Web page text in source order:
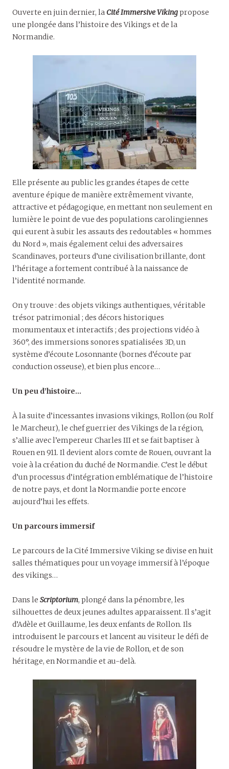
Ouverte en juin dernier, laCité Immersive Vikingpropose
une plongée dans l’histoire des Vikings et de la
Normandie.
Elle présente au public les grandes étapes de cette
aventure épique de manière extrêmement vivante,
attractive et pédagogique, en mettant non seulement en
lumière le point de vue des populations carolingiennes
qui eurent à subir les assauts des redoutables « hommes
du Nord », mais également celui des adversaires
Scandinaves, porteurs d’une civilisation brillante, dont
l’héritage a fortement contribué à la naissance de
l’identité normande.
On y trouve : des objets vikings authentiques, véritable
trésor patrimonial ; des décors historiques
monumentaux et interactifs ; des projections vidéo à
360°, des immersions sonores spatialisées 3D, un
système d’écoute Losonnante (bornes d’écoute par
conduction osseuse), et bien plus encore…
Un peu d’histoire…
À la suite d’incessantes invasions vikings, Rollon (ou Rolf
le Marcheur), le chef guerrier des Vikings de la région,
s’allie avec l’empereur Charles III et se fait baptiser à
Rouen en 911. Il devient alors comte de Rouen, ouvrant la
voie à la création du duché de Normandie. C’est le début
d’un processus d’intégration emblématique de l’histoire
de notre pays, et dont la Normandie porte encore
aujourd’hui les effets.
Un parcours immersif
Le parcours de la Cité Immersive Viking se divise en huit
salles thématiques pour un voyage immersif à l’époque
des vikings…
Dans le Scriptorium, plongé dans la pénombre, les
silhouettes de deux jeunes adultes apparaissent. Il s’agit
d’Adèle et Guillaume, les deux enfants de Rollon. Ils
introduisent le parcours et lancent au visiteur le défi de
résoudre le mystère de la vie de Rollon, et de son
héritage, en Normandie et au-delà.